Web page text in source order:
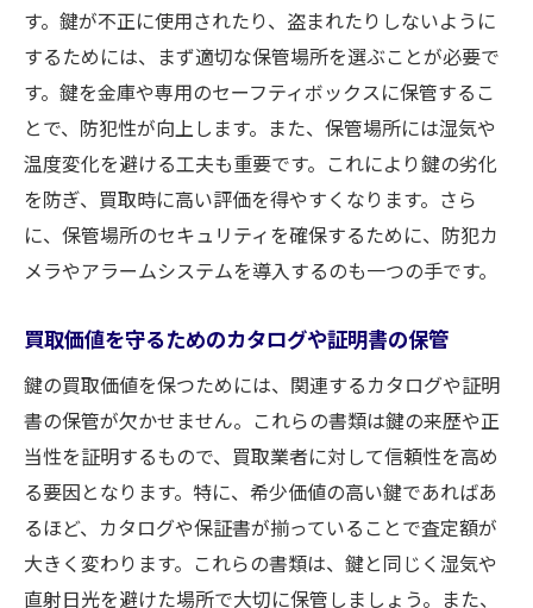
す。鍵が不正に使用されたり、盗まれたりしないように
するためには、まず適切な保管場所を選ぶことが必要で
す。鍵を金庫や専用のセーフティボックスに保管するこ
とで、防犯性が向上します。また、保管場所には湿気や
温度変化を避ける工夫も重要です。これにより鍵の劣化
を防ぎ、買取時に高い評価を得やすくなります。さら
に、保管場所のセキュリティを確保するために、防犯カ
メラやアラームシステムを導入するのも一つの手です。
買取価値を守るためのカタログや証明書の保管
鍵の買取価値を保つためには、関連するカタログや証明
書の保管が欠かせません。これらの書類は鍵の来歴や正
当性を証明するもので、買取業者に対して信頼性を高め
る要因となります。特に、希少価値の高い鍵であればあ
るほど、カタログや保証書が揃っていることで査定額が
大きく変わります。これらの書類は、鍵と同じく湿気や
直射日光を避けた場所で大切に保管しましょう。また、